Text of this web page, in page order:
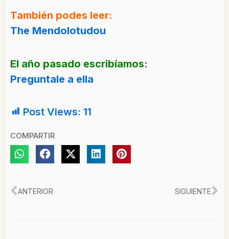
También podes leer:
The Mendolotudou
El año pasado escribíamos:
Preguntale a ella
Post Views: 11
COMPARTIR
Ant
ANTERIOR SIGUIENTE